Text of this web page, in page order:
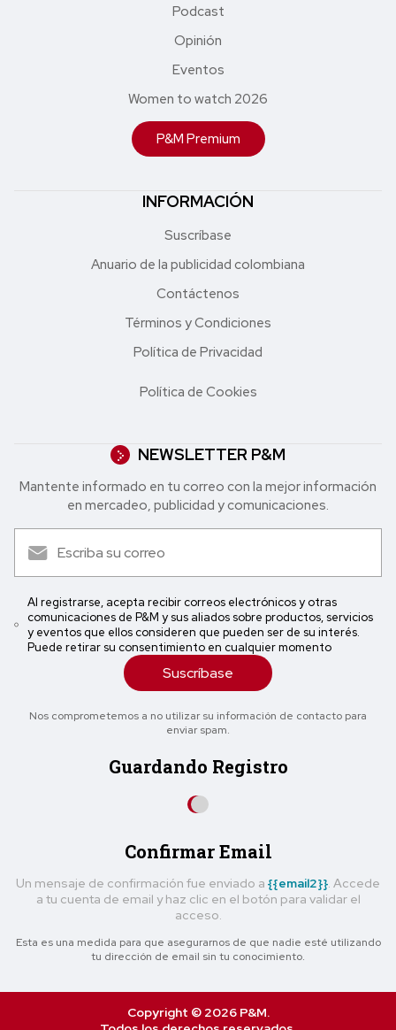
Podcast
Opinión
Eventos
Women to watch 2026
P&M Premium
INFORMACIÓN
Suscríbase
Anuario de la publicidad colombiana
Contáctenos
Términos y Condiciones
Política de Privacidad
Política de Cookies
NEWSLETTER P&M
Mantente informado en tu correo con la mejor in formación
en mercadeo, publicidad y comunicaciones.
Al registrarse, acepta recibir correos electrónicos y otras
comunicaciones de P&M y sus aliados sobre productos, servicios
y eventos que ellos consideren que pueden ser de su interés.
Puede retirar su consentimiento en cualquier momento
Suscríbase
Nos comprometemos a no utilizar su información de contacto para
enviar spam.
Guardando Registro
Confirmar Email
Un mensaje de confirmación fue enviado a {{email2}} . Accede
a tu cuenta de email y haz clic en el botón para validar el
acceso.
Esta es una medida para que asegurarnos de que nadie esté utilizando
tu dirección de email sin tu conocimiento.
Copyright © 2026 P&M.